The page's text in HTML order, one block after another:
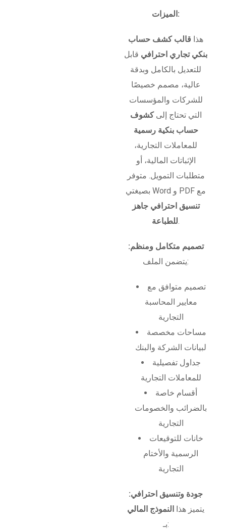
الميزات:
هذا قالب كشف حساب
بنكي تجاري احترافي قابل
للتعديل بالكامل وبدقة
عالية، مصمم خصيصًا
للشركات والمؤسسات
التي تحتاج إلىكشوف
حساب بنكية رسمية
للمعاملات التجارية،
الإثباتات المالية، أو
متطلبات التمويل. متوفر
بصيغتي Word و PDF مع
تنسيق احترافي جاهز
للطباعة.
تصميم متكامل ومنظم:
يتضمن الملف:
تصميم متوافق مع
معايير المحاسبة
التجارية
مساحات مخصصة
لبيانات الشركة والبنك
جداول تفصيلية
للمعاملات التجارية
أقسام خاصة
بالضرائب والخصومات
التجارية
خانات للتوقيعات
الرسمية والأختام
التجارية
جودة وتنسيق احترافي:
يتميز هذا
النموذج المالي
بـ: